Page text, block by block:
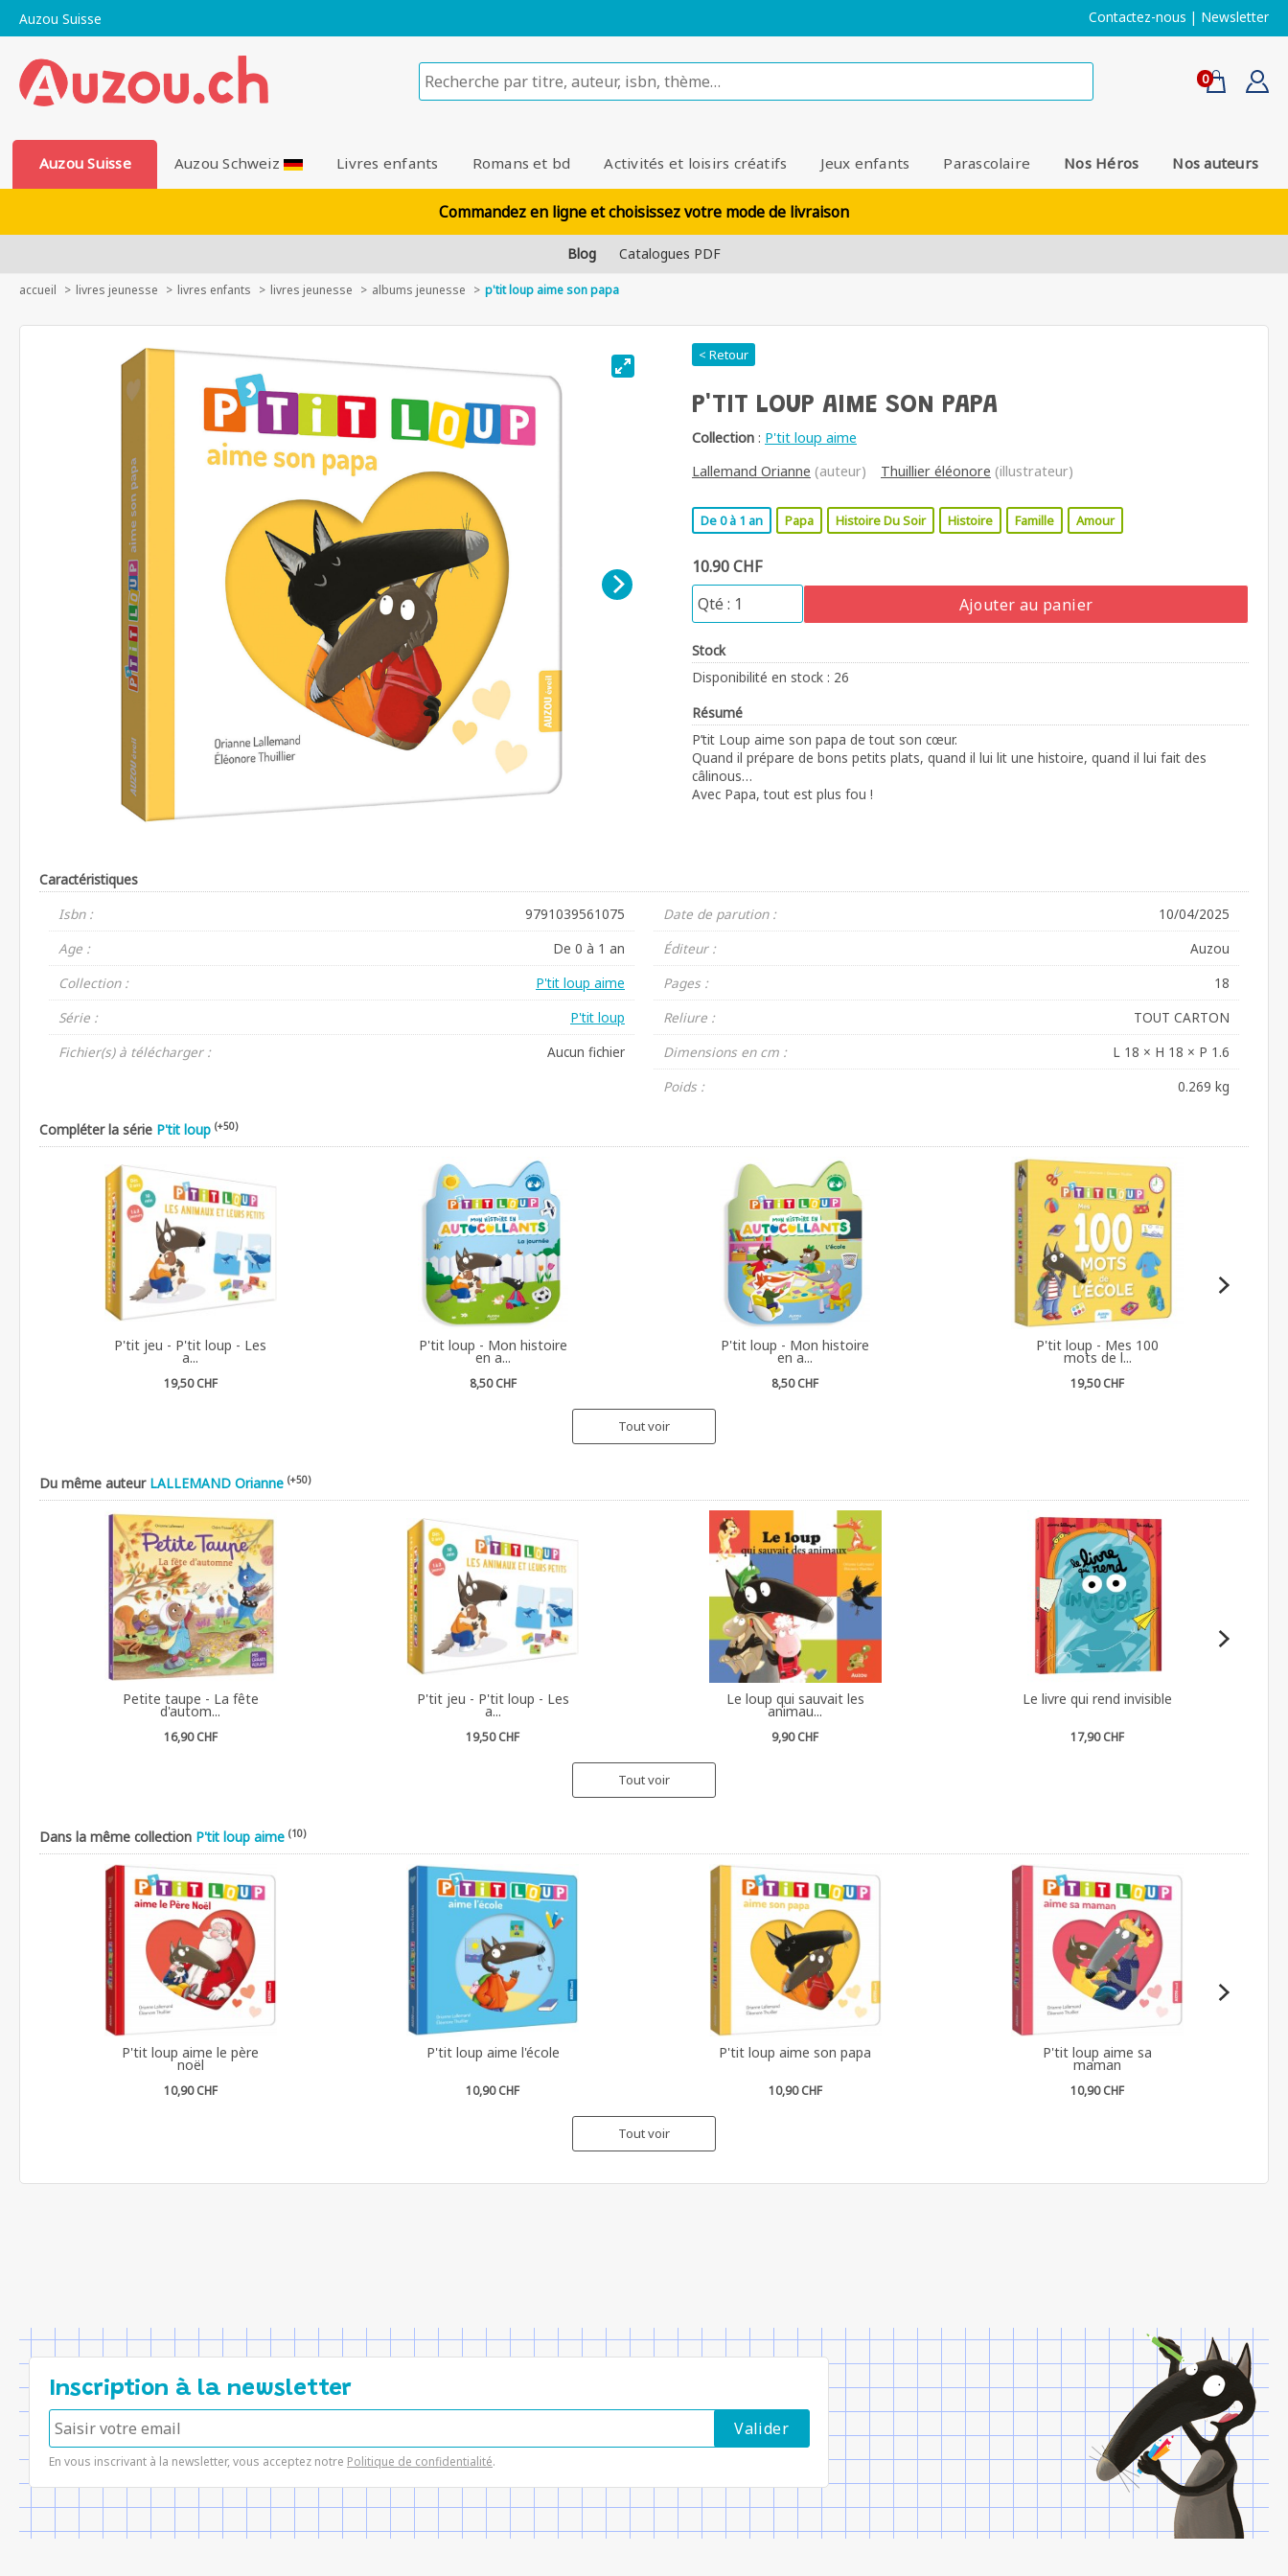
Auzou Suisse Contactez-nous | Newsletter
0
Auzou Suisse Auzou Schweiz Livres enfants Romans et bd Activités et loisirs créatifs Jeux enfants Parascolaire Nos Héros Nos auteurs
Commandez en ligne et choisissez votre mode de livraison
Blog Catalogues PDF
accueil livres jeunesse livres enfants livres jeunesse albums jeunesse p'tit loup aime son papa
< Retour
P'TIT LOUP AIME SON PAPA
Collection : P'tit loup aime
Lallemand Orianne (auteur) Thuillier éléonore (illustrateur)
De 0 à 1 an Papa Histoire Du Soir Histoire Famille Amour
10.90 CHF
Ajouter au panier
Stock
Disponibilité en stock : 26
Résumé
P’tit Loup aime son papa de tout son cœur.
Quand il prépare de bons petits plats, quand il lui lit une histoire, quand il lui fait des
câlinous…
Avec Papa, tout est plus fou !
Caractéristiques
Isbn :
9791039561075
Age :
De 0 à 1 an
Collection :
P'tit loup aime
Série :
P'tit loup
Fichier(s) à télécharger :
Aucun fichier
Date de parution :
10/04/2025
Éditeur :
Auzou
Pages :
18
Reliure :
TOUT CARTON
Dimensions en cm :
L 18 × H 18 × P 1.6
Poids :
0.269 kg
Compléter la série P'tit loup (+50)
P'tit jeu - P'tit loup - Les
a...
19,50 CHF
P'tit loup - Mon histoire
en a...
8,50 CHF
P'tit loup - Mon histoire
en a...
8,50 CHF
P'tit loup - Mes 100
mots de l...
19,50 CHF
Tout voir
Du même auteur LALLEMAND Orianne (+50)
Petite taupe - La fête
d'autom...
16,90 CHF
P'tit jeu - P'tit loup - Les
a...
19,50 CHF
Le loup qui sauvait les
animau...
9,90 CHF
Le livre qui rend invisible
17,90 CHF
Tout voir
Dans la même collection P'tit loup aime (10)
P'tit loup aime le père
noël
10,90 CHF
P'tit loup aime l'école
10,90 CHF
P'tit loup aime son papa
10,90 CHF
P'tit loup aime sa
maman
10,90 CHF
Tout voir
Inscription à la newsletter
En vous inscrivant à la newsletter, vous acceptez notre Politique de confidentialité.